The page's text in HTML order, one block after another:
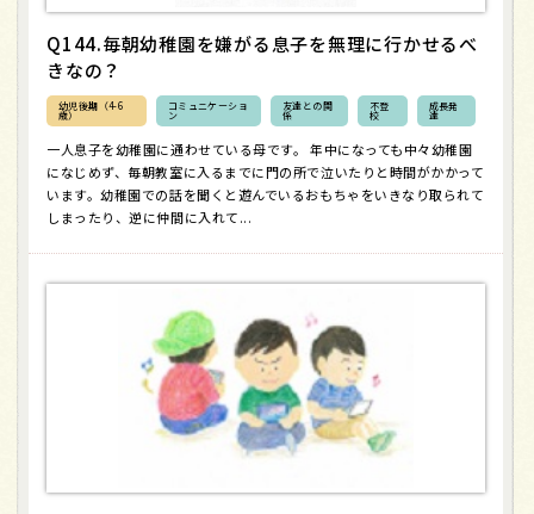
Q144.毎朝幼稚園を嫌がる息子を無理に行かせるべ
きなの？
幼児後期（4-6
歳）
コミュニケーショ
ン
友達との関
係
不登
校
成長発
達
一人息子を幼稚園に通わせている母です。 年中になっても中々幼稚園
になじめず、毎朝教室に入るまでに門の所で泣いたりと時間がかかって
います。幼稚園での話を聞くと遊んでいるおもちゃをいきなり取られて
しまったり、逆に仲間に入れて...